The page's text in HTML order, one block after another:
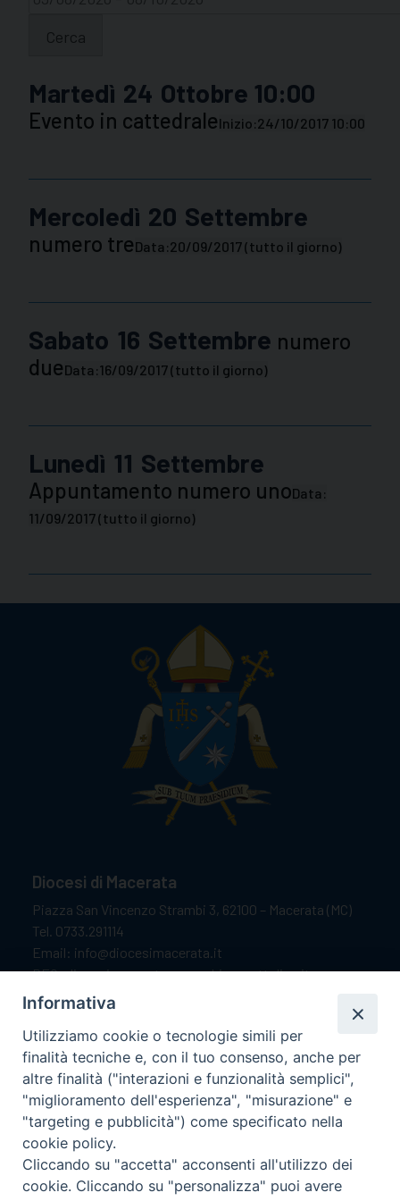
Cerca
Martedì 24 Ottobre 10:00
Evento in cattedraleInizio:24/10/2017 10:00
Mercoledì 20 Settembre
numero treData:20/09/2017(tutto il giorno)
Sabato 16 Settembre numero
dueData:16/09/2017(tutto il giorno)
Lunedì 11 Settembre
Appuntamento numero unoData:
11/09/2017(tutto il giorno)
Diocesi di Macerata
Piazza San Vincenzo Strambi 3, 62100 – Macerata (MC)
Tel. 0733.291114
Email: info@diocesimacerata.it
PEC: diocesimacerata@pec.chiesacattolica.it
Comunicazioni urgenti WhatsApp:
Orari di apertura
Dal lunedì al sabato dalle 9.30 alle 12.00.
Il pomeriggio solo su appuntamento.
seguici su
Informativa
Utilizziamo cookie o tecnologie simili per
finalità tecniche e, con il tuo consenso, anche per
altre finalità ("interazioni e funzionalità semplici",
"miglioramento dell'esperienza", "misurazione" e
"targeting e pubblicità") come specificato nella
cookie policy.
Cliccando su "accetta" acconsenti all'utilizzo dei
cookie. Cliccando su "personalizza" puoi avere